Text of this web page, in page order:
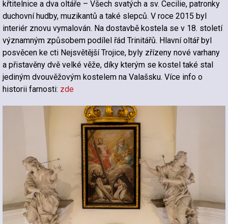
křtitelnice a dva oltáře – Všech svatých a sv. Cecilie, patronky
duchovní hudby, muzikantů a také slepců. V roce 2015 byl
interiér znovu vymalován. Na dostavbě kostela se v 18. století
významným způsobem podílel řád Trinitářů. Hlavní oltář byl
posvěcen ke cti Nejsvětější Trojice, byly zřízeny nové varhany
a přistavěny dvě velké věže, díky kterým se kostel také stal
jediným dvouvěžovým kostelem na Valašsku. Více info o
historii farnosti: zde